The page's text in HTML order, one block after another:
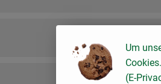
Um
(E-